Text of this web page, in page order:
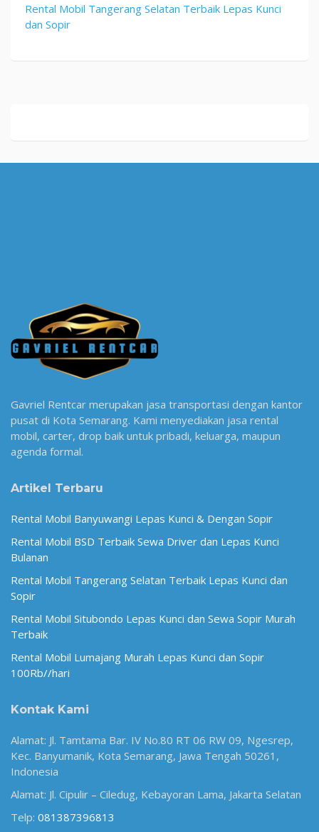
Rental Mobil Tangerang Selatan Terbaik Lepas Kunci
dan Sopir
Gavriel Rentcar merupakan jasa transportasi dengan kantor
pusat di Kota Semarang. Kami menyediakan jasa rental
mobil, carter, drop baik untuk pribadi, keluarga, maupun
agenda formal.
Artikel Terbaru
Rental Mobil Banyuwangi Lepas Kunci & Dengan Sopir
Rental Mobil BSD Terbaik Sewa Driver dan Lepas Kunci
Bulanan
Rental Mobil Tangerang Selatan Terbaik Lepas Kunci dan
Sopir
Rental Mobil Situbondo Lepas Kunci dan Sewa Sopir Murah
Terbaik
Rental Mobil Lumajang Murah Lepas Kunci dan Sopir
100Rb//hari
Kontak Kami
Alamat: Jl. Tamtama Bar. IV No.80 RT 06 RW 09, Ngesrep,
Kec. Banyumanik, Kota Semarang, Jawa Tengah 50261,
Indonesia
Alamat: Jl. Cipulir – Ciledug, Kebayoran Lama, Jakarta Selatan
Telp: 081387396813